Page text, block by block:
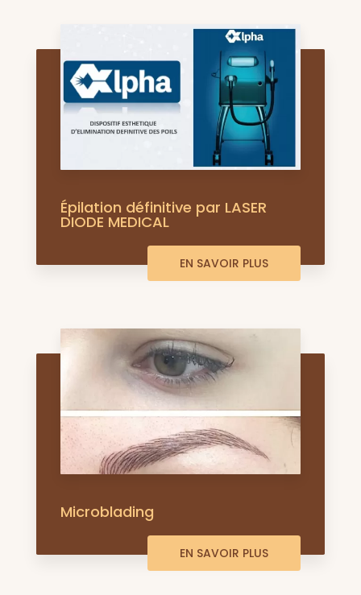
Épilation définitive par LASER
DIODE MEDICAL
EN SAVOIR PLUS
Microblading
EN SAVOIR PLUS